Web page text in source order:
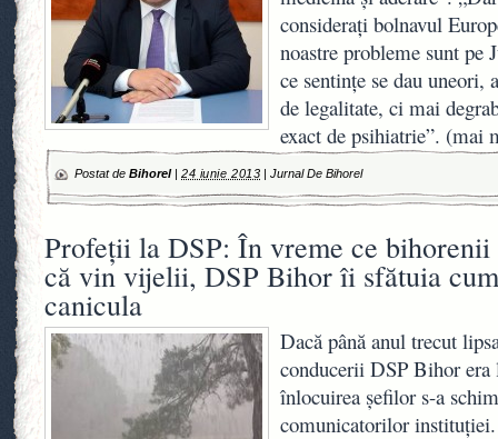
consideraţi bolnavul
noastre probleme sunt pe
ce sentinţe se dau uneori,
de legalitate, ci mai
exact de psihiatrie”.
Postat de Bihorel| 24 iunie 2013 |Jurnal De Bihorel
Profeţii la DSP: În vreme ce
că vin vijelii, DSP Bihor îi sfătuia
canicula
Dacă până anul trecut
conducerii DSP Bihor era
înlocuirea şefilor s-a
comunicatorilor